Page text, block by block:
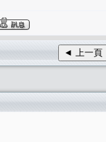
◄ 上一頁